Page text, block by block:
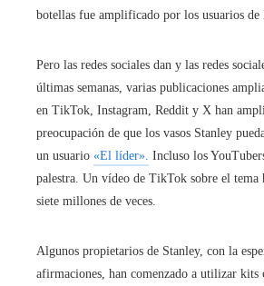
botellas fue amplificado por los usuarios de
Pero las redes sociales dan y las redes
últimas semanas, varias publicaciones
en TikTok, Instagram, Reddit y X han
preocupación de que los vasos Stanley
un usuario «El líder». Incluso los
palestra. Un vídeo de TikTok sobre el tema
siete millones de veces.
Algunos propietarios de Stanley, con la
afirmaciones, han comenzado a utilizar kits